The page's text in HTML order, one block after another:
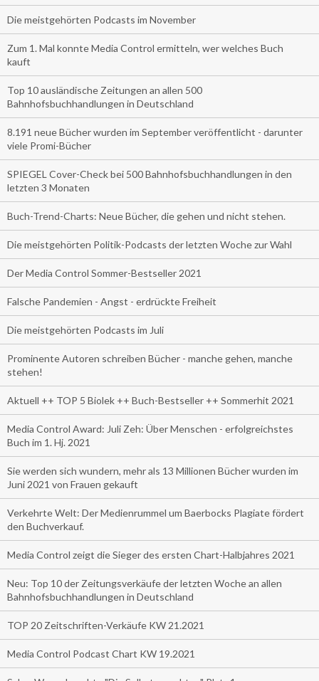
Die meistgehörten Podcasts im November
Zum 1. Mal konnte Media Control ermitteln, wer welches Buch
kauft
Top 10 ausländische Zeitungen an allen 500
Bahnhofsbuchhandlungen in Deutschland
8.191 neue Bücher wurden im September veröffentlicht - darunter
viele Promi-Bücher
SPIEGEL Cover-Check bei 500 Bahnhofsbuchhandlungen in den
letzten 3 Monaten
Buch-Trend-Charts: Neue Bücher, die gehen und nicht stehen.
Die meistgehörten Politik-Podcasts der letzten Woche zur Wahl
Der Media Control Sommer-Bestseller 2021
Falsche Pandemien - Angst - erdrückte Freiheit
Die meistgehörten Podcasts im Juli
Prominente Autoren schreiben Bücher - manche gehen, manche
stehen!
Aktuell ++ TOP 5 Biolek ++ Buch-Bestseller ++ Sommerhit 2021
Media Control Award: Juli Zeh: Über Menschen - erfolgreichstes
Buch im 1. Hj. 2021
Sie werden sich wundern, mehr als 13 Millionen Bücher wurden im
Juni 2021 von Frauen gekauft
Verkehrte Welt: Der Medienrummel um Baerbocks Plagiate fördert
den Buchverkauf.
Media Control zeigt die Sieger des ersten Chart-Halbjahres 2021
Neu: Top 10 der Zeitungsverkäufe der letzten Woche an allen
Bahnhofsbuchhandlungen in Deutschland
TOP 20 Zeitschriften-Verkäufe KW 21.2021
Media Control Podcast Chart KW 19.2021